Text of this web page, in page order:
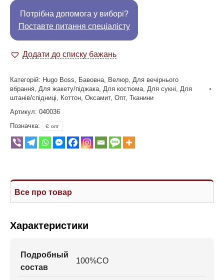
Потрібна допомога у виборі?
Поставте питання спеціалісту
Додати до списку бажань
Категорій: Hugo Boss Бавовна Велюр Для вечірнього
вбрання Для жакету/піджака Для костюма Для сукні
Для
штанів/спідниці
Коттон Оксамит, Опт, Тканини
Артикул: 040036
Позначка:
Є опт
Все про товар
Характеристики
Подробный
состав
100%CO